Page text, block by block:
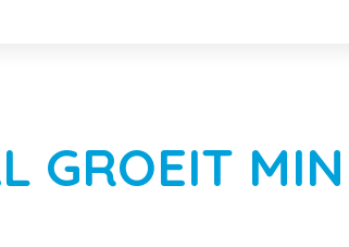
GROEIT